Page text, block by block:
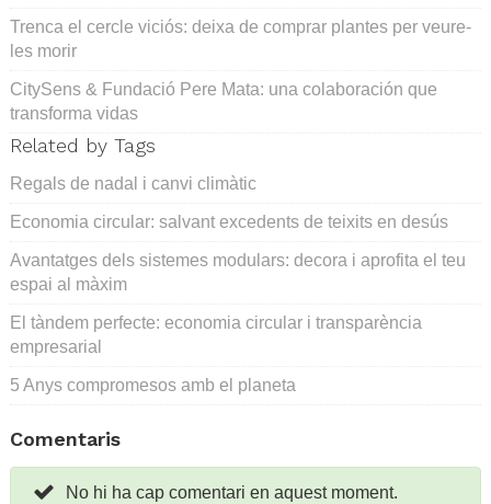
Trenca el cercle viciós: deixa de comprar plantes per veure-
les morir
CitySens & Fundació Pere Mata: una colaboración que
transforma vidas
Related by Tags
Regals de nadal i canvi climàtic
Economia circular: salvant excedents de teixits en desús
Avantatges dels sistemes modulars: decora i aprofita el teu
espai al màxim
El tàndem perfecte: economia circular i transparència
empresarial
5 Anys compromesos amb el planeta
Comentaris
No hi ha cap comentari en aquest moment.